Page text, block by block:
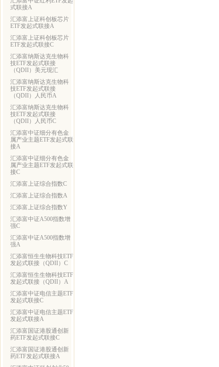
式联接A
汇添富上证科创板芯片
ETF发起式联接A
汇添富上证科创板芯片
ETF发起式联接C
汇添富纳斯达克生物科
技ETF发起式联接
（QDII）美元现汇
汇添富纳斯达克生物科
技ETF发起式联接
（QDII）人民币A
汇添富纳斯达克生物科
技ETF发起式联接
（QDII）人民币C
汇添富中证细分有色金
属产业主题ETF发起式联
接A
汇添富中证细分有色金
属产业主题ETF发起式联
接C
汇添富上证综合指数C
汇添富上证综合指数A
汇添富上证综合指数Y
汇添富中证A500指数增
强C
汇添富中证A500指数增
强A
汇添富恒生生物科技ETF
发起式联接（QDII）C
汇添富恒生生物科技ETF
发起式联接（QDII）A
汇添富中证电信主题ETF
发起式联接C
汇添富中证电信主题ETF
发起式联接A
汇添富国证港股通创新
药ETF发起式联接C
汇添富国证港股通创新
药ETF发起式联接A